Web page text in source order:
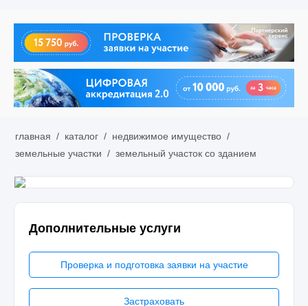
главная / каталог / недвижимое имущество /
земельные участки / земельный участок со зданием
Дополнительные услуги
Проверка и подготовка заявки на участие
Застраховать